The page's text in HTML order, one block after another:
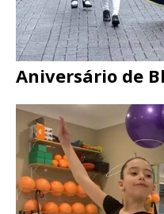
Aniversário de